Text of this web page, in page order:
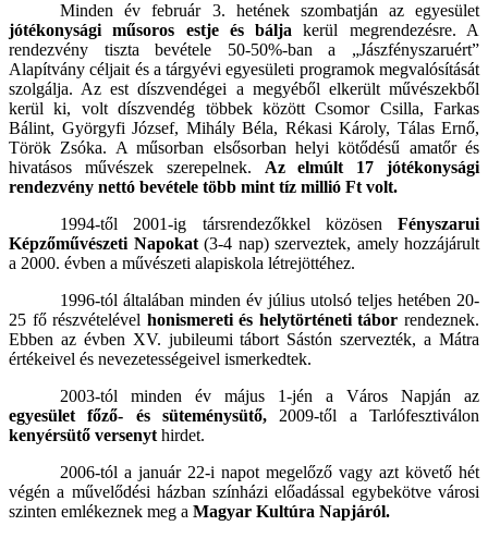
Minden év február 3. hetének szombatján az egyesület
jótékonysági műsoros estje és
bálja kerül megrendezésre. A
rendezvény tiszta bevétele 50-50%-ban a „Jászfényszaruért”
Alapítvány céljait és a tárgyévi egyesületi programok megvalósítását
szolgálja. Az est díszvendégei a megyéből elkerült művészekből
kerül ki, volt díszvendég többek között Csomor Csilla, Farkas
Bálint, Györgyfi József, Mihály Béla, Rékasi Károly, Tálas Ernő,
Török Zsóka. A műsorban elsősorban helyi kötődésű amatőr és
hivatásos művészek szerepelnek. Az elmúlt 17 jótékonysági
rendezvény nettó bevétele több mint tíz millió Ft volt.
1994-től 2001-ig társrendezőkkel közösen Fényszarui
Képzőművészeti Napokat (3-4 nap) szerveztek, amely hozzájárult
a 2000. évben a művészeti alapiskola létrejöttéhez.
1996-tól általában minden év július utolsó teljes hetében 20-
25 fő részvételével honismereti és helytörténeti tábor rendeznek.
Ebben az évben XV. jubileumi tábort Sástón szervezték, a Mátra
értékeivel és nevezetességeivel ismerkedtek.
2003-tól minden év május 1-jén a Város Napján az
egyesület főző- és süteménysütő, 2009-től a Tarlófesztiválon
kenyérsütő versenyt hirdet.
2006-tól a január 22-i napot megelőző vagy azt követő hét
végén a művelődési házban színházi előadással egybekötve városi
szinten emlékeznek meg a Magyar Kultúra Napjáról.